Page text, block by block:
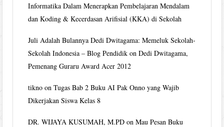
Informatika Dalam Menerapkan Pembelajaran Mendalam
dan Koding & Kecerdasan Arifisial (KKA) di Sekolah
Juli Adalah Bulannya Dedi Dwitagama: Memeluk Sekolah-
Sekolah Indonesia – Blog Pendidik onDedi Dwitagama,
Pemenang Guraru Award Acer 2012
tikno onTugas Bab 2 Buku AI Pak Onno yang Wajib
Dikerjakan Siswa Kelas 8
DR. WIJAYA KUSUMAH, M.PD onMau Pesan Buku